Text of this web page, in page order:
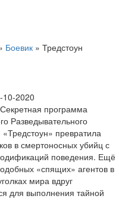
Боевик » Тредстоун
10-2020
Секретная программа
Разведывательного
превратила
в смертоносных убийц с
поведения. Ещё
«спящих» агентов в
мира вдруг
для выполнения тайной